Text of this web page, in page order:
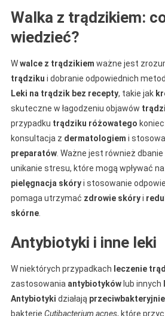
Walka z trądzikiem:
wiedzieć?
Wwalce z trądzikiem ważne jest
trądziku i dobranie odpowiednich metod
Leki na trądzik bez recepty, takie jak
skuteczne w łagodzeniu objawów
przypadku trądziku różowatego
konsultacja z dermatologiem i
preparatów. Ważne jest również
unikanie stresu, które mogą wpływać na
pielęgnacja skóryi stosowanie
pomaga utrzymać zdrowie skóryi
skórne.
Antybiotyki i inne leki
W niektórych przypadkach leczenie
zastosowania antybiotykówlub innych
Antybiotyki działają przeciwbakteryjnie
bakterie Cutibacterium acnes, które